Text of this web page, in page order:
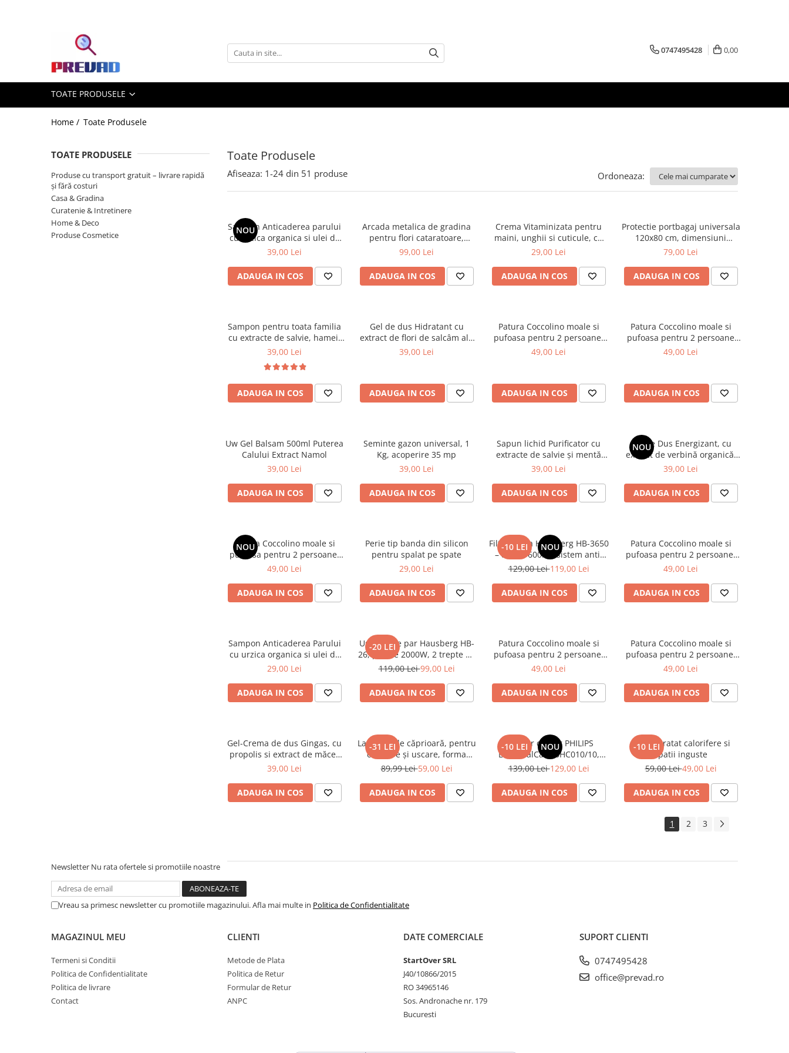
Toate Produsele
Produse cu transport gratuit –
livrare rapidă și fără costuri
Casa & Gradina
Home & Deco
Produse Cosmetice
0747495428 0,00
TOATE PRODUSELE
Home / Toate Produsele
Toate Produsele
TOATE PRODUSELE
Produse cu transport gratuit – livrare rapidă
și fără costuri
Casa & Gradina
Curatenie & Intretinere
Home & Deco
Produse Cosmetice
Afiseaza: 1-24 din 51 produse Ordoneaza:
NOU
Sampon Anticaderea parului
cu urzica organica si ulei de
ricin Cosmeplant, 1000 ml
39,00 Lei
ADAUGA IN COS
Arcada metalica de gradina
pentru flori cataratoare,
240x140x38 cm
99,00 Lei
ADAUGA IN COS
Crema Vitaminizata pentru
maini, unghii si cuticule, cu
extracte de fructe de padure
29,00 Lei
ADAUGA IN COS
Protectie portbagaj universala
120x80 cm, dimensiuni
ajustabile, negru
79,00 Lei
ADAUGA IN COS
Sampon pentru toata familia
cu extracte de salvie, hamei,
nuca, romanita, lavanda,
Cosmeplant, 1000 ml
39,00 Lei
ADAUGA IN COS
Gel de dus Hidratant cu
extract de flori de salcâm alb
organic Cosmeplant, 1000 ml
39,00 Lei
ADAUGA IN COS
Patura Coccolino moale si
pufoasa pentru 2 persoane,
200X230 cm, Verde
49,00 Lei
ADAUGA IN COS
Patura Coccolino moale si
pufoasa pentru 2 persoane
200X230 cm Bej
49,00 Lei
ADAUGA IN COS
Uw Gel Balsam 500ml Puterea
Calului Extract Namol
39,00 Lei
ADAUGA IN COS
Seminte gazon universal, 1
Kg, acoperire 35 mp
39,00 Lei
ADAUGA IN COS
Sapun lichid Purificator cu
extracte de salvie și mentă
organice, 1000 ml
39,00 Lei
ADAUGA IN COS
NOU
Gel de Dus Energizant, cu
extract de verbină organică,
1000 ml
39,00 Lei
ADAUGA IN COS
NOU
Patura Coccolino moale si
pufoasa pentru 2 persoane,
200X230 cm, Maro deschis
49,00 Lei
ADAUGA IN COS
Perie tip banda din silicon
pentru spalat pe spate
29,00 Lei
ADAUGA IN COS
-10 LEI NOU
Filtru cafea Hausberg HB-3650
– 800W, 600ml, sistem anti-
picurare, negru
129,00 Lei119,00 Lei
ADAUGA IN COS
Patura Coccolino moale si
pufoasa pentru 2 persoane,
200X230 cm, Grena
49,00 Lei
ADAUGA IN COS
Sampon Anticaderea Parului
cu urzica organica si ulei de
ricin, 400 ml
29,00 Lei
ADAUGA IN COS
-20 LEI
Uscator de par Hausberg HB-
26, putere 2000W, 2 trepte de
viteza
119,00 Lei99,00 Lei
ADAUGA IN COS
Patura Coccolino moale si
pufoasa pentru 2 persoane,
200X230 cm, Fluturi si Pietre
49,00 Lei
ADAUGA IN COS
Patura Coccolino moale si
pufoasa pentru 2 persoane,
200X230 cm, Valuri Waves
49,00 Lei
ADAUGA IN COS
Gel-Crema de dus Gingas, cu
propolis si extract de măceș
organic, 1000 ml
39,00 Lei
ADAUGA IN COS
-31 LEI
Lavetă piele căprioară, pentru
curăţare şi uscare, forma
neregulată 38*30
89,99 Lei59,00 Lei
ADAUGA IN COS
-10 LEI NOU
Uscator de par PHILIPS
EssentialCare BHC010/10,
1200W – Protectie
sanatos
139,00 Lei129,00 Lei
ADAUGA IN COS
-10 LEI
Perie curatat calorifere si
spatii inguste
59,00 Lei49,00 Lei
ADAUGA IN COS
1 2 3
Newsletter Nu rata ofertele si promotiile noastre
Vreau sa primesc newsletter cu promotiile magazinului. Afla mai multe in Politica de Confidentialitate
MAGAZINUL MEU
Termeni si Conditii
Politica de Confidentialitate
Politica de livrare
Contact
CLIENTI
Metode de Plata
Politica de Retur
Formular de Retur
ANPC
DATE COMERCIALE
StartOver SRL
J40/10866/2015
RO 34965146
Sos. Andronache nr. 179
Bucuresti
SUPORT CLIENTI
0747495428
office@prevad.ro